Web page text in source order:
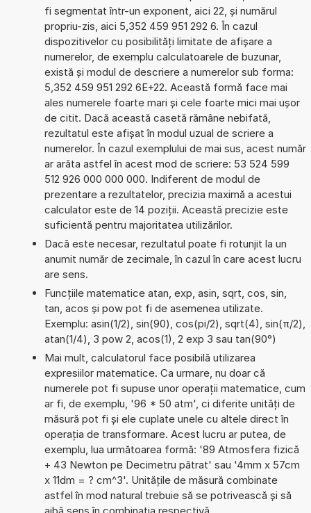
fi segmentat într-un exponent, aici 22, și numărul
propriu-zis, aici 5,352 459 951 292 6. În cazul
dispozitivelor cu posibilități limitate de afișare a
numerelor, de exemplu calculatoarele de buzunar,
există și modul de descriere a numerelor sub forma:
5,352 459 951 292 6E+22. Această formă face mai
ales numerele foarte mari și cele foarte mici mai ușor
de citit. Dacă această casetă rămâne nebifată,
rezultatul este afișat în modul uzual de scriere a
numerelor. În cazul exemplului de mai sus, acest număr
ar arăta astfel în acest mod de scriere: 53 524 599
512 926 000 000 000. Indiferent de modul de
prezentare a rezultatelor, precizia maximă a acestui
calculator este de 14 poziții. Această precizie este
suficientă pentru majoritatea utilizărilor.
Dacă este necesar, rezultatul poate fi rotunjit la un
anumit număr de zecimale, în cazul în care acest lucru
are sens.
Funcțiile matematice atan, exp, asin, sqrt, cos, sin,
tan, acos și pow pot fi de asemenea utilizate.
Exemplu: asin(1/2), sin(90), cos(pi/2), sqrt(4), sin(π/2),
atan(1/4), 3 pow 2, acos(1), 2 exp 3 sau tan(90°)
Mai mult, calculatorul face posibilă utilizarea
expresiilor matematice. Ca urmare, nu doar că
numerele pot fi supuse unor operații matematice, cum
ar fi, de exemplu, '96 * 50 atm', ci diferite unități de
măsură pot fi și ele cuplate unele cu altele direct în
operația de transformare. Acest lucru ar putea, de
exemplu, lua următoarea formă: '89 Atmosfera fizică
+ 43 Newton pe Decimetru pătrat' sau '4mm x 57cm
x 11dm = ? cm^3'. Unitățile de măsură combinate
astfel în mod natural trebuie să se potrivească și să
aibă sens în combinația respectivă.